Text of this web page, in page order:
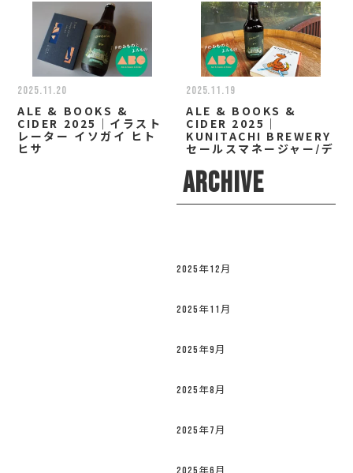
2025.11.20
ALE & BOOKS &
CIDER 2025｜イラスト
レーター イソガイ ヒト
ヒサ
2025.11.19
ALE & BOOKS &
CIDER 2025｜
KUNITACHI BREWERY
セールスマネージャー/デ
ARCHIVE
2025年12月
2025年11月
2025年9月
2025年8月
2025年7月